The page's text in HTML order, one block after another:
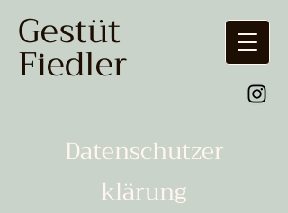
Gestüt
Fiedler
Datenschutzer
klärung